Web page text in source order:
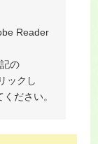
Reader
の
ックし
ださい。